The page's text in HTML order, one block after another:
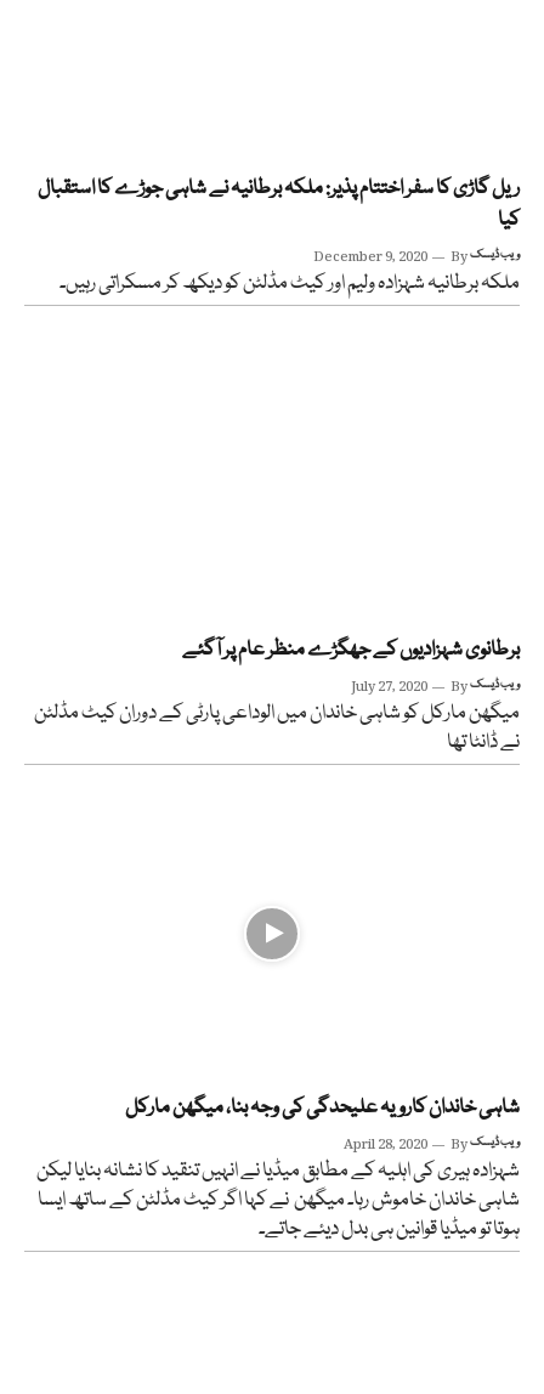
ریل گاڑی کا سفر اختتام پذیر: ملکہ برطانیہ نے شاہی جوڑے کا استقبال
کیا
December 9, 2020 Byویب ڈیسک
ملکہ برطانیہ شہزادہ ولیم اور کیٹ مڈلٹن کو دیکھ کر مسکراتی رہیں۔
برطانوی شہزادیوں کے جھگڑے منظر عام پر آگئے
July 27, 2020 Byویب ڈیسک
میگھن مارکل کو شاہی خاندان میں الوداعی پارٹی کے دوران کیٹ مڈلٹن
نے ڈانٹا تھا
شاہی خاندان کارویہ علیحدگی کی وجہ بنا، میگھن مارکل
April 28, 2020 Byویب ڈیسک
شہزادہ ہیری کی اہلیہ کے مطابق میڈیا نے انہیں تنقید کا نشانہ بنایا لیکن
شاہی خاندان خاموش رہا۔ میگھن نے کہا اگر کیٹ مڈلٹن کے ساتھ ایسا
ہوتا تو میڈیا قوانین ہی بدل دیئے جاتے۔